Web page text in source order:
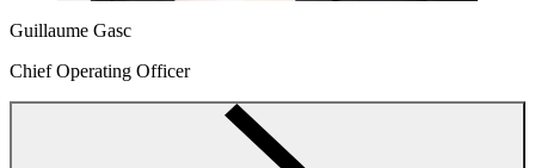
Guillaume Gasc
Chief Operating Officer